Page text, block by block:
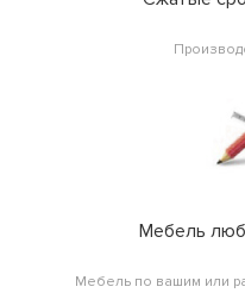
Мебель
Мебель по вашим или